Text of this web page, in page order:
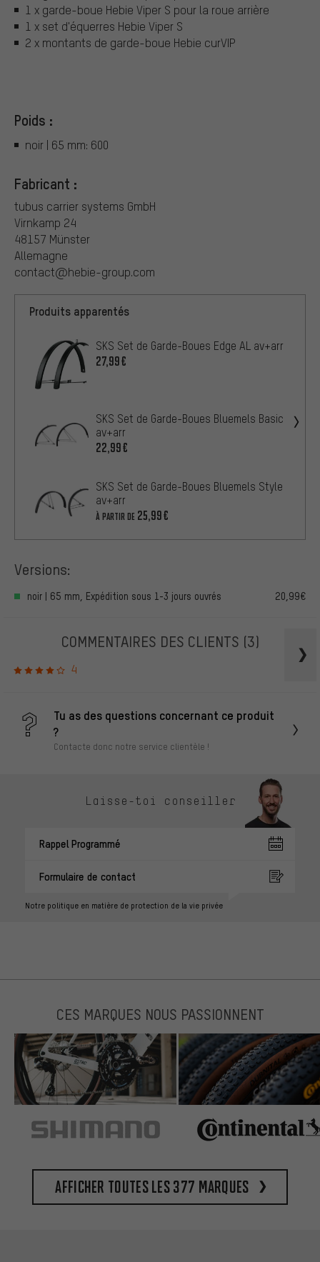
1 x garde-boue Hebie Viper S pour la roue arrière
1 x set d'équerres Hebie Viper S
2 x montants de garde-boue Hebie curVIP
Poids :
noir | 65 mm: 600
Fabricant :
tubus carrier systems GmbH
Virnkamp 24
48157 Münster
Allemagne
contact@hebie-group.com
Produits apparentés
SKS Set de Garde-Boues Edge AL av+arr
27,99€
SKS Set de Garde-Boues Bluemels Basic
av+arr
22,99€
SKS Set de Garde-Boues Bluemels Style
av+arr
À PARTIR DE 25,99€
Versions:
noir | 65 mm, Expédition sous 1-3 jours ouvrés 20,99€
COMMENTAIRES DES CLIENTS (3)
4
Tu as des questions concernant ce produit
?
Contacte donc notre service clientèle !
Laisse-toi conseiller
Rappel Programmé
Formulaire de contact
Notre politique en matière de protection de la vie privée
CES MARQUES NOUS PASSIONNENT
Afficher toutes les 377 marques